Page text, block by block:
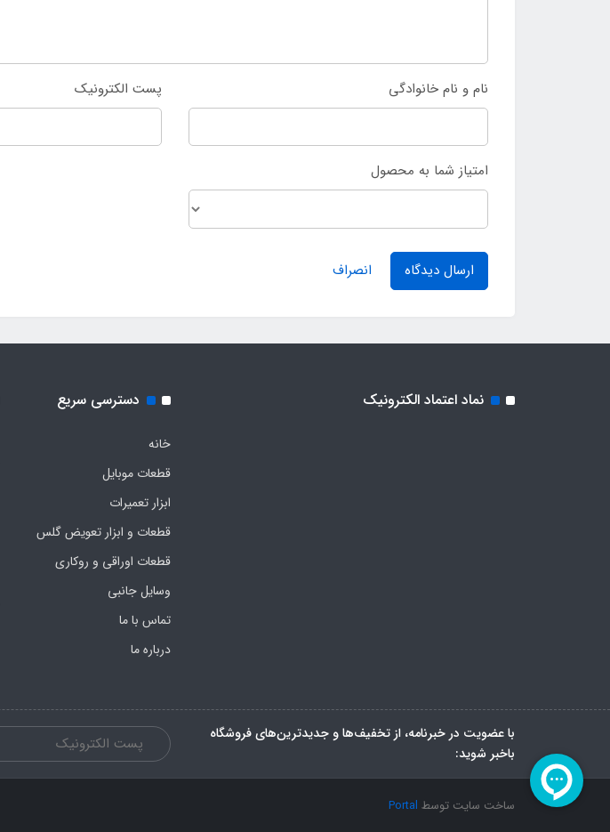
نام و نام خانوادگی پست الکترونیک
امتیاز شما به محصول
ارسال دیدگاه انصراف
نماد اعتماد الکترونیک دسترسی سریع
خانه
قطعات موبایل
ابزار تعمیرات
قطعات و ابزار تعویض گلس
قطعات اوراقی و روکاری
وسایل جانبی
تماس با ما
درباره ما
با عضویت در خبرنامه، از تخفیف‌ها و جدیدترین‌های فروشگاه
باخبر شوید:
ساخت سایت توسط Portal